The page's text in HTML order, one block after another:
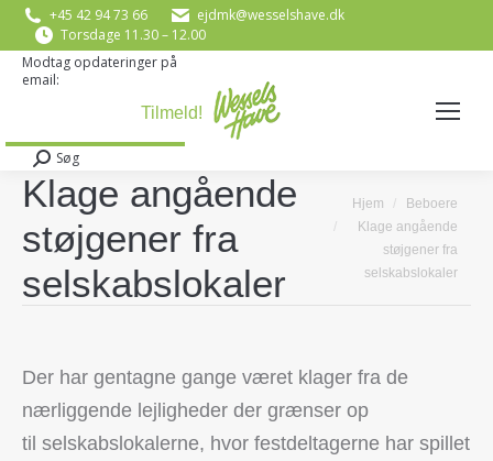
+45 42 94 73 66
ejdmk@wesselshave.dk
Torsdage 11.30 – 12.00
Modtag opdateringer på
email:
Search:
Søg
Klage angående
støjgener fra
selskabslokaler
You are here:
Hjem
Beboere
Klage angående
støjgener fra
selskabslokaler
Der har gentagne gange været klager fra de
nærliggende lejligheder der grænser op
til selskabslokalerne, hvor festdeltagerne har spillet